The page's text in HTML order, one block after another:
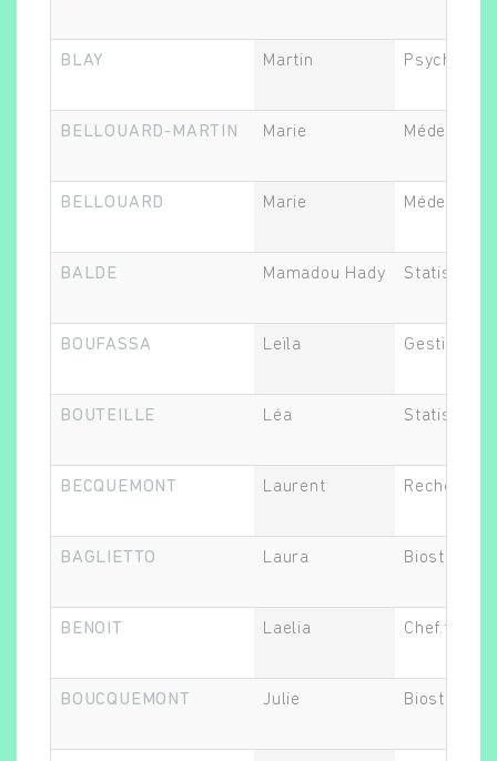
BLAY Martin Psychiatre
BELLOUARD-MARTIN Marie Médecin
BELLOUARD Marie Médecin
BALDE Mamadou Hady
BOUFASSA Leïla
BOUTEILLE Léa
BECQUEMONT Laurent Recherche
BAGLIETTO Laura
BENOIT Laelia Chef.fe de
BOUCQUEMONT Julie